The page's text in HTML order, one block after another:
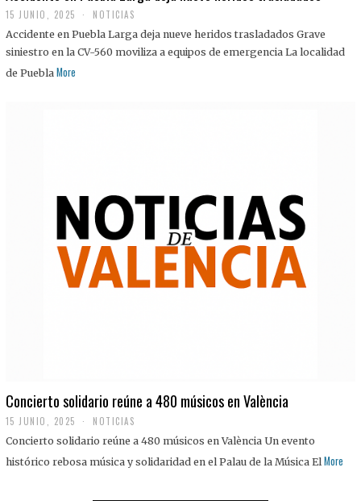
15 JUNIO, 2025 NOTICIAS
Accidente en Puebla Larga deja nueve heridos trasladados Grave
siniestro en la CV-560 moviliza a equipos de emergencia La localidad
de Puebla More
Concierto solidario reúne a 480 músicos en València
15 JUNIO, 2025 NOTICIAS
Concierto solidario reúne a 480 músicos en València Un evento
histórico rebosa música y solidaridad en el Palau de la Música El More